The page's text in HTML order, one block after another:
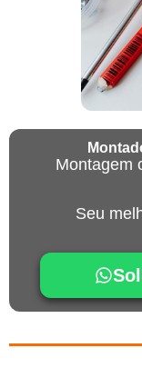
Montagem
Seu